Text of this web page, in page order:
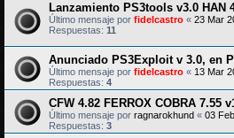
Lanzamiento PS3tools v3.0 HAN
Último mensaje por fidelcastro « 23 Mar
Respuestas: 11
Anunciado PS3Exploit v 3.0, en
Último mensaje por fidelcastro « 13 Mar
Respuestas: 4
CFW 4.82 FERROX COBRA 7.55
Último mensaje por ragnarokhund « 03
Respuestas: 3